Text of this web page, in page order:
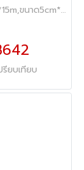
ขนาด2.5cm*15m,ขนาด5cm*15m
รียบเทียบ